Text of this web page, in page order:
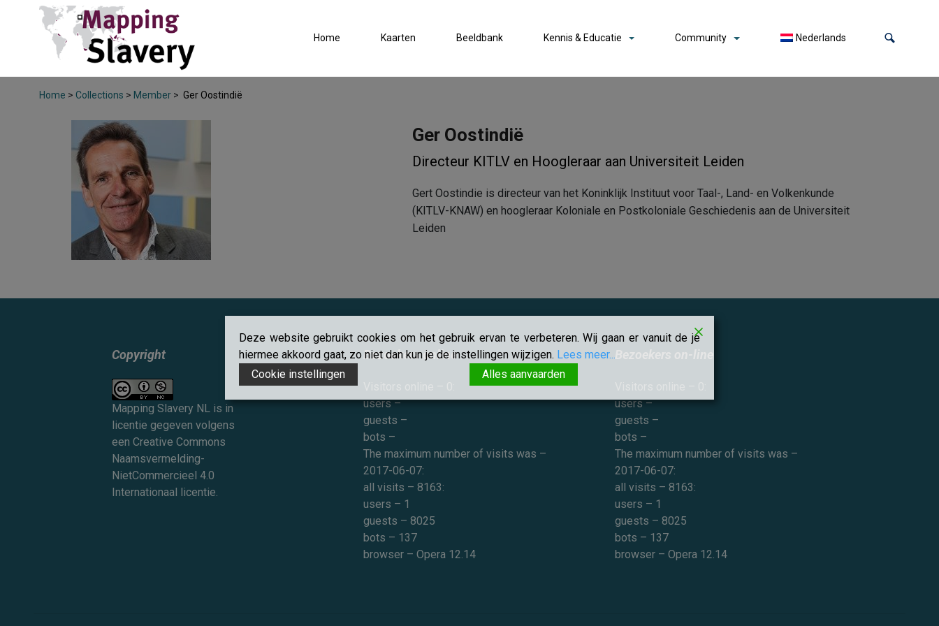
Home Kaarten Beeldbank Kennis & Educatie Community Nederlands
Home > Collections > Member > Ger Oostindië
Ger Oostindië
Directeur KITLV en Hoogleraar aan Universiteit Leiden
Gert Oostindie is directeur van het Koninklijk Instituut voor Taal-, Land- en Volkenkunde
(KITLV-KNAW) en hoogleraar Koloniale en Postkoloniale Geschiedenis aan de Universiteit
Leiden
Copyright
Mapping Slavery NL is in
licentie gegeven volgens
een Creative Commons
Naamsvermelding-
NietCommercieel 4.0
Internationaal licentie.
Bezoekers online
users –
guests –
bots –
The maximum number of visits was –
2017-06-07:
all visits – 8163:
users – 1
guests – 8025
bots – 137
browser – Opera 12.14
users –
guests –
bots –
The maximum number of visits was –
2017-06-07:
all visits – 8163:
users – 1
guests – 8025
bots – 137
browser – Opera 12.14
Deze website gebruikt cookies om het gebruik ervan te verbeteren. Wij gaan er vanuit de je
hiermee akkoord gaat, zo niet dan kun je de instellingen wijzigen. Lees meer...
Cookie instellingen
Alles aanvaarden